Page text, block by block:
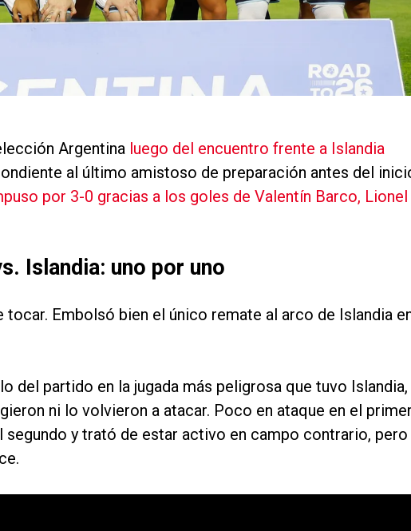
Argentina luego del encuentro frente a Islandia
al último amistoso de preparación antes del
por 3-0 gracias a los goles de Valentín Barco, Lionel
Islandia: uno por uno
tocar. Embolsó bien el único remate al arco de Islandia
del partido en la jugada más peligrosa que tuvo Islandia,
ni lo volvieron a atacar. Poco en ataque en el primer
y trató de estar activo en campo contrario, pero